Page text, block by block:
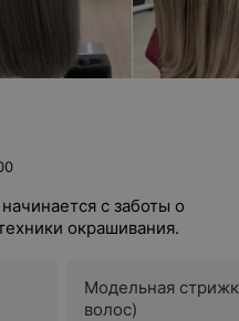
с заботы о
окрашивания.
Модельная
волос)